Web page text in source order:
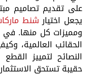
على تقديم تصاميم
يجعل اختيارشنط
ومميزات كل منها.
الحقائب العالمية،
النصائح لتمييز
حقيبة تستحق